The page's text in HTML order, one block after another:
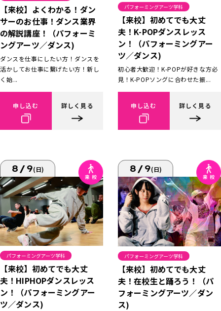
【来校】よくわかる！ダン
サーのお仕事！ダンス業界
の解説講座！（パフォーミ
ングアーツ／ダンス)
ダンスを仕事にしたい方！ダンスを
活かしてお仕事に繋げたい方！新し
く始...
申し込む 詳しく見る
パフォーミングアーツ学科
【来校】初めてでも大丈
夫！K-POPダンスレッス
ン！（パフォーミングアー
ツ／ダンス)
初心者大歓迎！K-POPが好きな方必
見！K-POPソングに合わせた振...
申し込む 詳しく見る
8/9(日)
パフォーミングアーツ学科
【来校】初めてでも大丈
夫！HIPHOPダンスレッス
ン！（パフォーミングアー
ツ／ダンス)
8/9(日)
パフォーミングアーツ学科
【来校】初めてでも大丈
夫！在校生と踊ろう！（パ
フォーミングアーツ／ダン
ス)